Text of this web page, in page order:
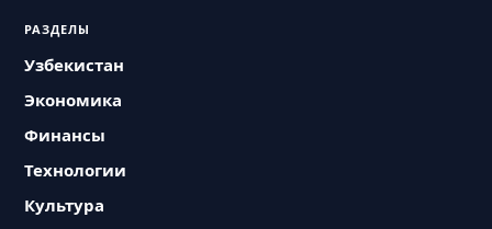
РАЗДЕЛЫ
Узбекистан
Экономика
Финансы
Технологии
Культура